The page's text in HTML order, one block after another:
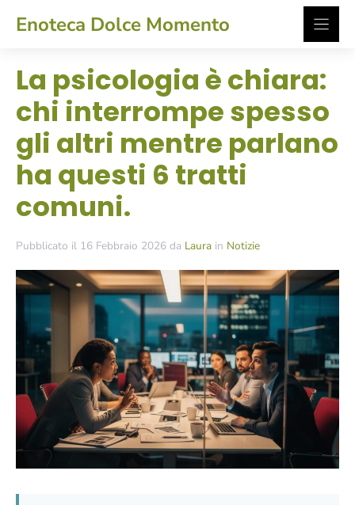
Enoteca Dolce Momento
La psicologia è chiara:
chi interrompe spesso
gli altri mentre parlano
ha questi 6 tratti
comuni.
Pubblicato il 16 Febbraio 2026 da Laura in Notizie